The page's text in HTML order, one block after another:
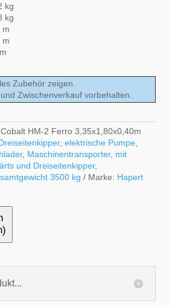
kg
kg
m
m
Zubehör zeigen.
Zwischenverkauf vorbehalten.
HM-2 Ferro 3,35x1,80x0,40m
,elektrische Pumpe
, Maschinentransporter, mit
und Dreiseitenkipper,
3500 kg Marke: Hapert